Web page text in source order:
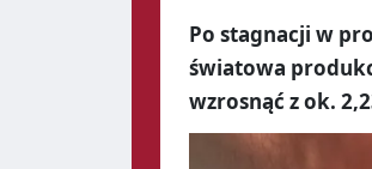
Po stagnacji w
światowa
wzrosnąć z ok.